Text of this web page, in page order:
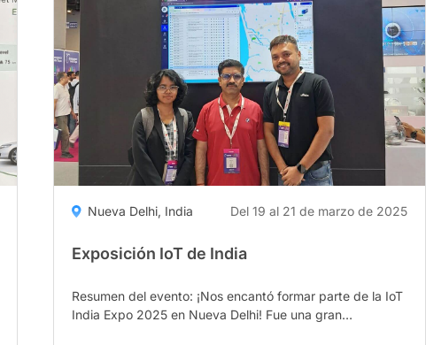
Nueva Delhi, India Del 19 al 21 de marzo de 2025
Exposición IoT de India
Resumen del evento: ¡Nos encantó formar parte de la IoT
India Expo 2025 en Nueva Delhi! Fue una gran